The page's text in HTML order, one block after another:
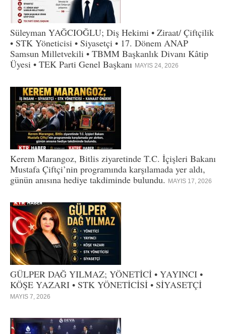
Süleyman YAĞCIOĞLU; Diş Hekimi • Ziraat/ Çiftçilik
• STK Yöneticisi • Siyasetçi • 17. Dönem ANAP
Samsun Milletvekili • TBMM Başkanlık Divanı Kâtip
Üyesi • TEK Parti Genel Başkanı MAYIS 24, 2026
Kerem Marangoz, Bitlis ziyaretinde T.C. İçişleri Bakanı
Mustafa Çiftçi’nin programında karşılamada yer aldı,
günün anısına hediye takdiminde bulundu.
MAYIS 17, 2026
GÜLPER DAĞ YILMAZ; YÖNETİCİ • YAYINCI •
KÖŞE YAZARI • STK YÖNETİCİSİ • SİYASETÇİ
MAYIS 7, 2026